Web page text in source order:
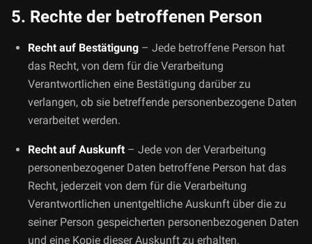
5. Rechte der betroffenen Person
Recht auf Bestätigung – Jede betroffene Person hat
das Recht, von dem für die Verarbeitung
Verantwortlichen eine Bestätigung darüber zu
verlangen, ob sie betreffende personenbezogene Daten
verarbeitet werden.
Recht auf Auskunft– Jede von der Verarbeitung
personenbezogener Daten betroffene Person hat das
Recht, jederzeit von dem für die Verarbeitung
Verantwortlichen unentgeltliche Auskunft über die zu
seiner Person gespeicherten personenbezogenen Daten
und eine Kopie dieser Auskunft zu erhalten.